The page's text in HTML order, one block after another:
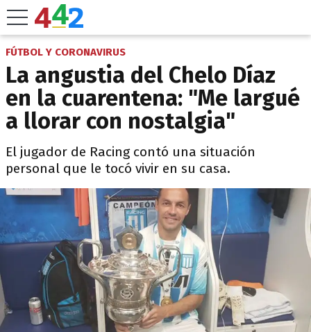
FÚTBOL Y CORONAVIRUS
La angustia del Chelo Díaz
en la cuarentena: "Me largué
a llorar con nostalgia"
El jugador de Racing contó una situación
personal que le tocó vivir en su casa.